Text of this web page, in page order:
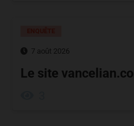
7 août 2026
Le site